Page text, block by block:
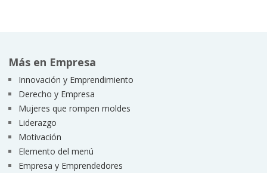
Más en Empresa
Innovación y Emprendimiento
Derecho y Empresa
Mujeres que rompen moldes
Liderazgo
Motivación
Elemento del menú
Empresa y Emprendedores